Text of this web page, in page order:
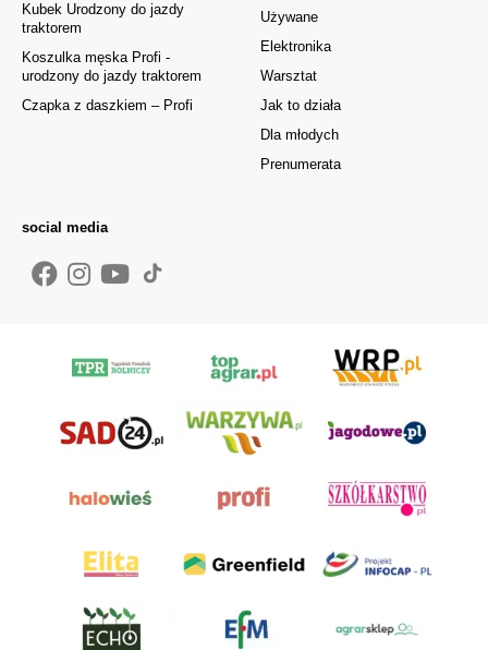
Używane
Elektronika
Warsztat
Jak to działa
Dla młodych
Prenumerata
Kubek Urodzony do jazdy
traktorem
Koszulka męska Profi -
urodzony do jazdy traktorem
Czapka z daszkiem – Profi
social media